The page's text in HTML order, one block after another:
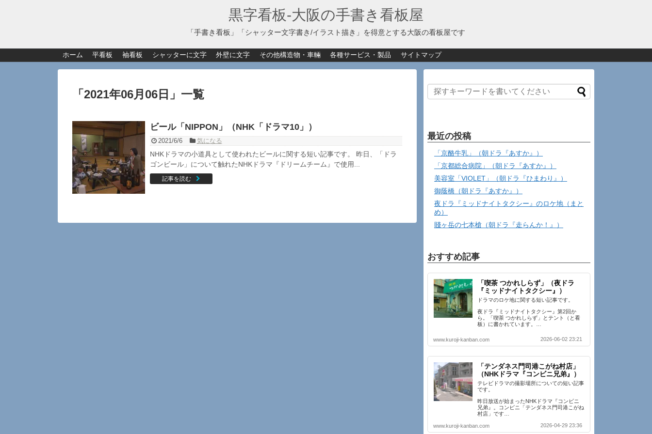
黒字看板‐大阪の手書き看板屋
「手書き看板」「シャッター文字書き/イラスト描き」を得意とする大阪の看板屋です
ホーム 平看板 袖看板 シャッターに文字 外壁に文字 その他構造物・車輛 各種サービス・製品 サイトマップ
「 2021年06月06日 」 一覧
ビール「NIPPON」（NHK「ドラマ10」）
2021/6/6 気になる
NHKドラマの小道具として使われたビールに関する短い記事です。 昨日、「ドラ
ゴンビール」について触れたNHKドラマ『ドリームチーム』で使用...
記事を読む
最近の投稿
「京酪牛乳」（朝ドラ『あすか』）
「京都総合病院」（朝ドラ『あすか』）
美容室「VIOLET」（朝ドラ『ひまわり』）
御蔭橋（朝ドラ『あすか』）
夜ドラ『ミッドナイトタクシー』のロケ地（まと
め）
賤ヶ岳の七本槍（朝ドラ『走らんか！』）
おすすめ記事
「喫茶 つかれしらず」（夜ドラ
『ミッドナイトタクシー』）
ドラマのロケ地に関する短い記事です。
夜ドラ『ミッドナイトタクシー』第2回か
ら。「喫茶 つかれしらず」とテント（と看
板）に書かれています。…
www.kuroji-kanban.com 2026-06-02 23:21
「テンダネス門司港こがね村店」
（NHKドラマ『コンビニ兄弟』）
テレビドラマの撮影場所についての短い記事
です。
昨日放送が始まったNHKドラマ『コンビニ
兄弟』。コンビニ「テンダネス門司港こがね
村店」です…
www.kuroji-kanban.com 2026-04-29 23:36